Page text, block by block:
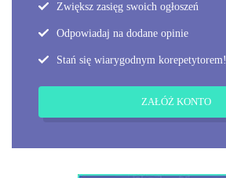
Zwiększ zasięg swoich ogłoszeń
Odpowiadaj na dodane opinie
Stań się wiarygodnym korepetytorem!
ZAŁÓŻ KONTO